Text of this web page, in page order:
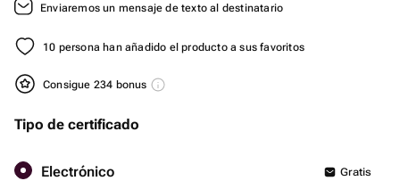
Enviaremos un mensaje de texto al destinatario
10 persona han añadido el producto a sus favoritos
Consigue 234 bonus
Tipo de certificado
Electrónico
Gratis